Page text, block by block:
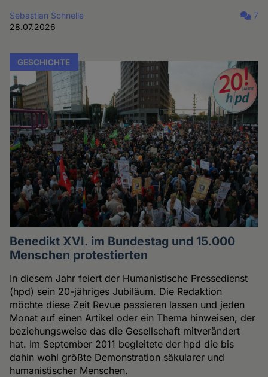
Sebastian Schnelle
28.07.2026
7
GESCHICHTE
Benedikt XVI. im Bundestag und 15.000
Menschen protestierten
In diesem Jahr feiert der Humanistische Pressedienst
(hpd) sein 20-jähriges Jubiläum. Die Redaktion
möchte diese Zeit Revue passieren lassen und jeden
Monat auf einen Artikel oder ein Thema hinweisen, der
beziehungsweise das die Gesellschaft mitverändert
hat. Im September 2011 begleitete der hpd die bis
dahin wohl größte Demonstration säkularer und
humanistischer Menschen.